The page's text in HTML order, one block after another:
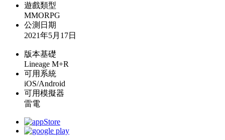
遊戲類型
MMORPG
公測日期
2021年5月17日
版本基礎
Lineage M+R
可用系統
iOS/Android
可用模擬器
雷電